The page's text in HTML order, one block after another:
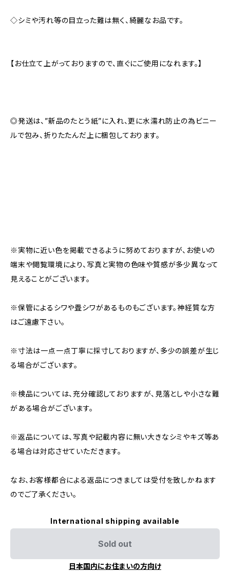
◇シミや汚れ等の目立った難は無く、綺麗なお品です。
【お仕立て上がっておりますので、直ぐにご使用になれます。】
◎発送は、”新品のたとう紙”に入れ、更に水濡れ防止の為ビニー
ルで包み、折りたたんだ上に梱包しております。
※実物に近い色を掲載できるように努めておりますが、お使いの
端末や閲覧環境により、写真と実物の色味や質感が多少異なって
見えることがございます。
※保管によるシワや畳シワがあるものもございます。神経質な方
はご遠慮下さい。
※寸法は一点一点丁寧に採寸しておりますが、多少の誤差が生じ
る場合がございます。
※検品については、充分確認しておりますが、見落としや小さな難
がある場合がございます。
※返品については、写真や記載内容に無い大きなシミやキズ等あ
る場合は対応させていただきます。
なお、お客様都合による返品につきましては受付を致しかねます
のでご了承ください。
International shipping available
Sold out
日本国内にお住まいの方向け